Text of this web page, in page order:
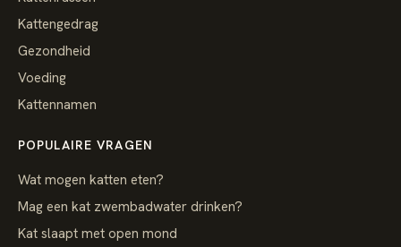
Kattengedrag
Gezondheid
Voeding
Kattennamen
POPULAIRE VRAGEN
Wat mogen katten eten?
Mag een kat zwembadwater drinken?
Kat slaapt met open mond